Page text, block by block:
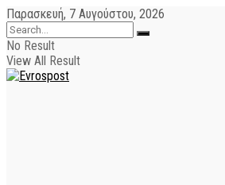
Παρασκευή, 7 Αυγούστου, 2026
No Result
View All Result